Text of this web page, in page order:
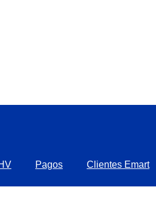
Pagos Clientes Emart